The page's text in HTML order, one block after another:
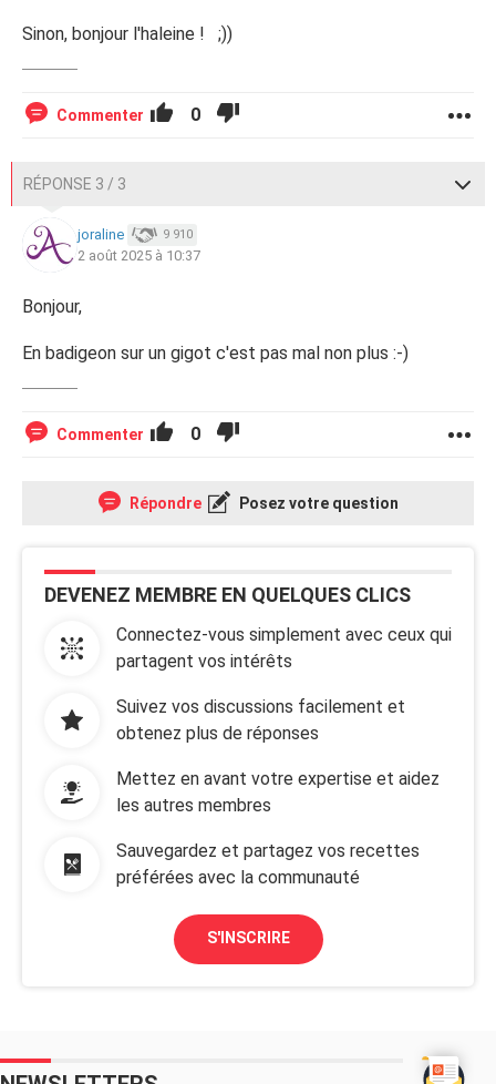
Sinon, bonjour l'haleine ! ;))
Commenter 0
RÉPONSE 3 / 3
joraline 9 910
2 août 2025 à 10:37
Bonjour,
En badigeon sur un gigot c'est pas mal non plus :-)
Commenter 0
Répondre Posez votre question
DEVENEZ MEMBRE EN QUELQUES CLICS
Connectez-vous simplement avec ceux qui
partagent vos intérêts
Suivez vos discussions facilement et
obtenez plus de réponses
Mettez en avant votre expertise et aidez
les autres membres
Sauvegardez et partagez vos recettes
préférées avec la communauté
S'INSCRIRE